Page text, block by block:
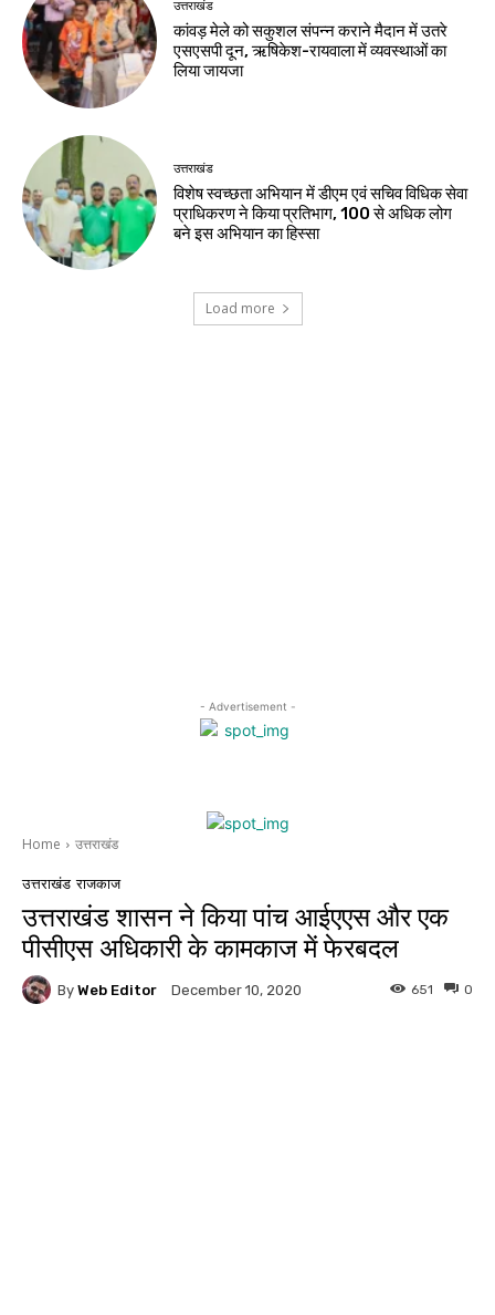
उत्तराखंड
कांवड़ मेले को सकुशल संपन्न कराने मैदान में उतरे
एसएसपी दून, ऋषिकेश-रायवाला में व्यवस्थाओं का
लिया जायजा
उत्तराखंड
विशेष स्वच्छता अभियान में डीएम एवं सचिव विधिक सेवा
प्राधिकरण ने किया प्रतिभाग, 100 से अधिक लोग
बने इस अभियान का हिस्सा
Load more
- Advertisement -